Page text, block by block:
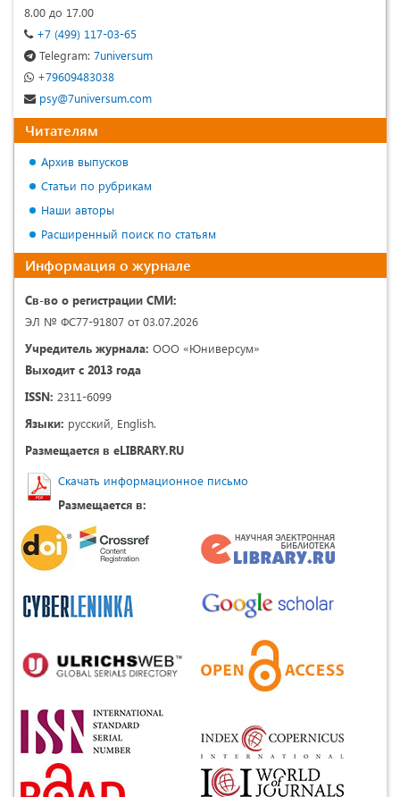
8.00 до 17.00
+7 (499) 117-03-65
Telegram: 7universum
+79609483038
psy@7universum.com
Читателям
Архив выпусков
Статьи по рубрикам
Наши авторы
Расширенный поиск по статьям
Информация о журнале
Св-во о регистрации СМИ:
ЭЛ № ФС77-91807 от 03.07.2026
Учредитель журнала: ООО «Юниверсум»
Выходит с 2013 года
ISSN: 2311-6099
Языки: русский, English.
Размещается в eLIBRARY.RU
Скачать информационное письмо
Размещается в: